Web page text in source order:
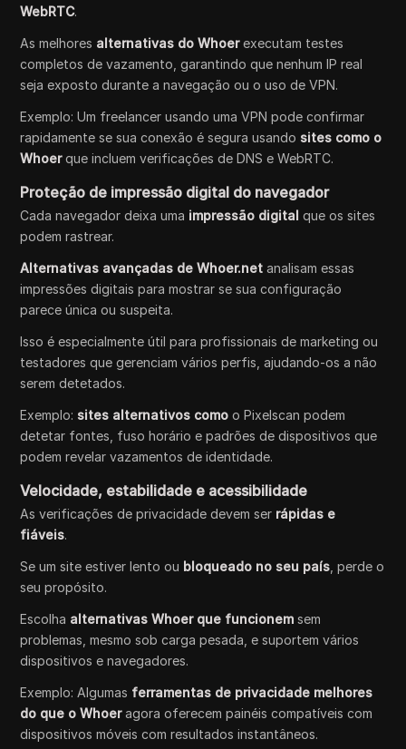
WebRTC.
As melhores alternativas do Whoerexecutam testes
completos de vazamento, garantindo que nenhum IP real
seja exposto durante a navegação ou o uso de VPN.
Exemplo: Um freelancer usando uma VPN pode confirmar
rapidamente se sua conexão é segura usando sites como o
Whoerque incluem verificações de DNS e WebRTC.
Proteção de impressão digital do navegador
Cada navegador deixa uma impressão digital que os sites
podem rastrear.
Alternativas avançadas de Whoer.net analisam essas
impressões digitais para mostrar se sua configuração
parece única ou suspeita.
Isso é especialmente útil para profissionais de marketing ou
testadores que gerenciam vários perfis, ajudando-os a não
serem detetados.
Exemplo: sites alternativos como o Pixelscan podem
detetar fontes, fuso horário e padrões de dispositivos que
podem revelar vazamentos de identidade.
Velocidade, estabilidade e acessibilidade
As verificações de privacidade devem ser rápidas e
fiáveis.
Se um site estiver lento ou bloqueado no seu país , perde o
seu propósito.
Escolha alternativas Whoer que funcionem sem
problemas, mesmo sob carga pesada, e suportem vários
dispositivos e navegadores.
Exemplo: Algumas ferramentas de privacidade melhores
do que o Whoeragora oferecem painéis compatíveis com
dispositivos móveis com resultados instantâneos.